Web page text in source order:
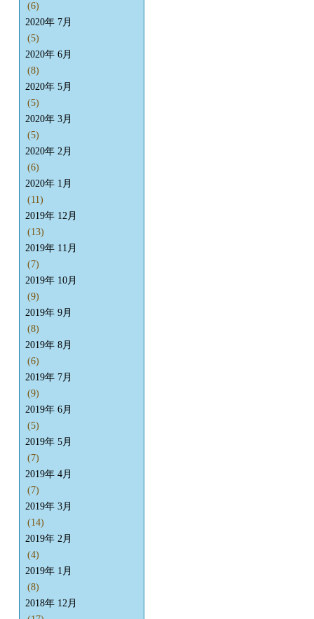
(6)
2020年 7月
(5)
2020年 6月
(8)
2020年 5月
(5)
2020年 3月
(5)
2020年 2月
(6)
2020年 1月
(11)
2019年 12月
(13)
2019年 11月
(7)
2019年 10月
(9)
2019年 9月
(8)
2019年 8月
(6)
2019年 7月
(9)
2019年 6月
(5)
2019年 5月
(7)
2019年 4月
(7)
2019年 3月
(14)
2019年 2月
(4)
2019年 1月
(8)
2018年 12月